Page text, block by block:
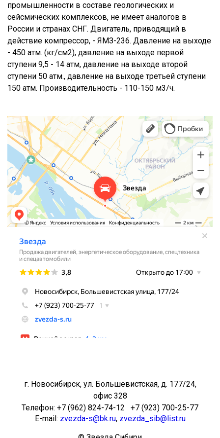
промышленности в составе геологических и
сейсмических комплексов, не имеет аналогов в
России и странах СНГ. Двигатель, приводящий в
действие компрессор, - ЯМЗ-236. Давление на выходе
- 450 атм. (кг/см2), давление на выходе первой
ступени 9,5 - 14 атм, давление на выходе второй
ступени 50 атм., давление на выходе третьей ступени
150 атм. Производительность - 110-150 м3/ч.
г. Новосибирск, ул. Большевистская, д. 177/24,
офис 328
Телефон: +7 (962) 824-74-12 +7 (923) 700-25-77
E-mail: zvezda-s@bk.ru, zvezda_sib@list.ru